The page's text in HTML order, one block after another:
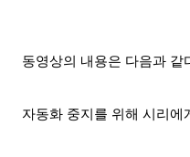
동영상의 내용은 다음과 같
자동화 중지를 위해 시리에